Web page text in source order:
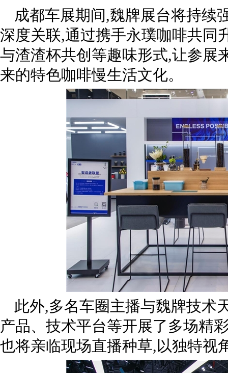
成都车展期间,魏牌展台将持续
深度关联,通过携手永璞咖啡共同
与渣渣杯共创等趣味形式,让参展
来的特色咖啡慢生活文化。
此外,多名车圈主播与魏牌技术
产品、技术平台等开展了多场精
也将亲临现场直播种草,以独特视